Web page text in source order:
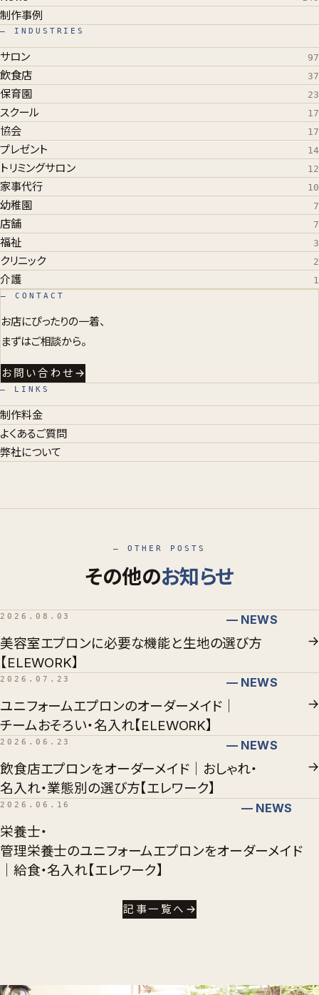
制作事例
— INDUSTRIES
サロン 97
飲食店 37
保育園 23
スクール 17
協会 17
プレゼント 14
トリミングサロン 12
家事代行 10
幼稚園 7
店舗 7
福祉 3
クリニック 2
介護 1
— CONTACT
お店にぴったりの一着、
まずはご相談から。
お問い合わせ
— LINKS
制作料金
よくあるご質問
弊社について
— OTHER POSTS
その他のお知らせ
2026.08.03 — NEWS
美容室エプロンに必要な機能と生地の選び方
【ELEWORK】
2026.07.23 — NEWS
ユニフォームエプロンのオーダーメイド｜
チームおそろい・名入れ【ELEWORK】
2026.06.23 — NEWS
飲食店エプロンをオーダーメイド｜おしゃれ・
名入れ・業態別の選び方【エレワーク】
2026.06.16 — NEWS
栄養士・
管理栄養士のユニフォームエプロンをオーダーメイド
｜給食・名入れ【エレワーク】
記事一覧へ